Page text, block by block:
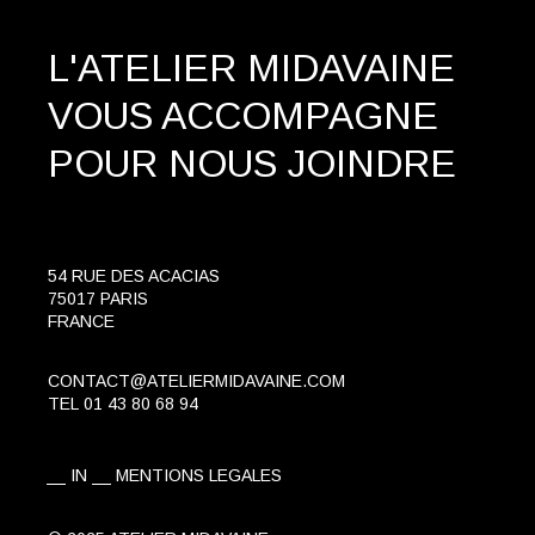
L'ATELIER MIDAVAINE
VOUS ACCOMPAGNE
POUR NOUS JOINDRE
54 RUE DES ACACIAS
75017 PARIS
FRANCE
CONTACT@ATELIERMIDAVAINE.COM
TEL 01 43 80 68 94
IN MENTIONS LEGALES